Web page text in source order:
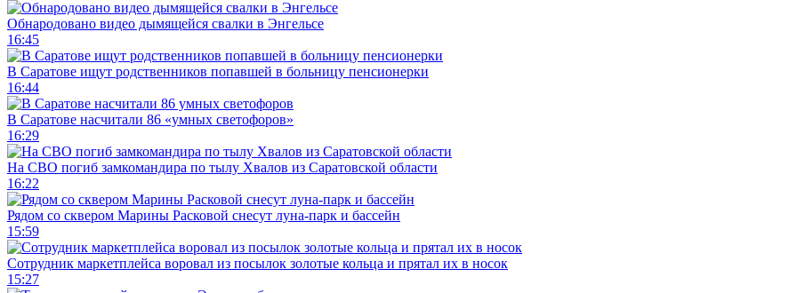
Обнародовано видео дымящейся свалки в Энгельсе
16:45
В Саратове ищут родственников попавшей в больницу пенсионерки
16:44
В Саратове насчитали 86 «умных светофоров»
16:29
На СВО погиб замкомандира по тылу Хвалов из Саратовской области
16:22
Рядом со сквером Марины Расковой снесут луна-парк и бассейн
15:59
Сотрудник маркетплейса воровал из посылок золотые кольца и прятал их в носок
15:27